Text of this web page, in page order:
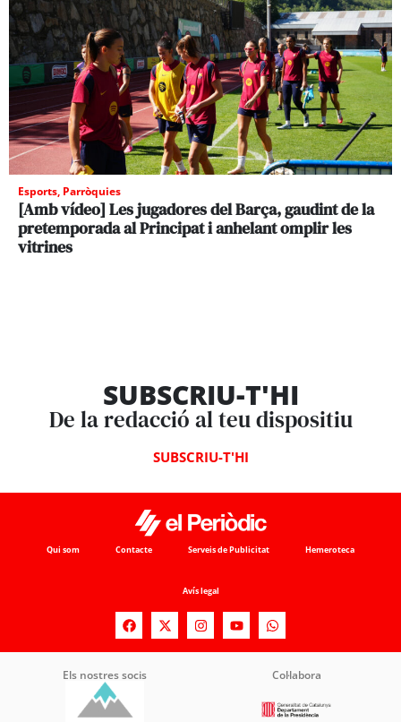
Esports, Parròquies
[Amb vídeo] Les jugadores del Barça, gaudint de la
pretemporada al Principat i anhelant omplir les
vitrines
SUBSCRIU-T'HI
De la redacció al teu dispositiu
SUBSCRIU-T'HI
Qui som Contacte Serveis de Publicitat Hemeroteca
Avís legal
Els nostres socis Col·labora